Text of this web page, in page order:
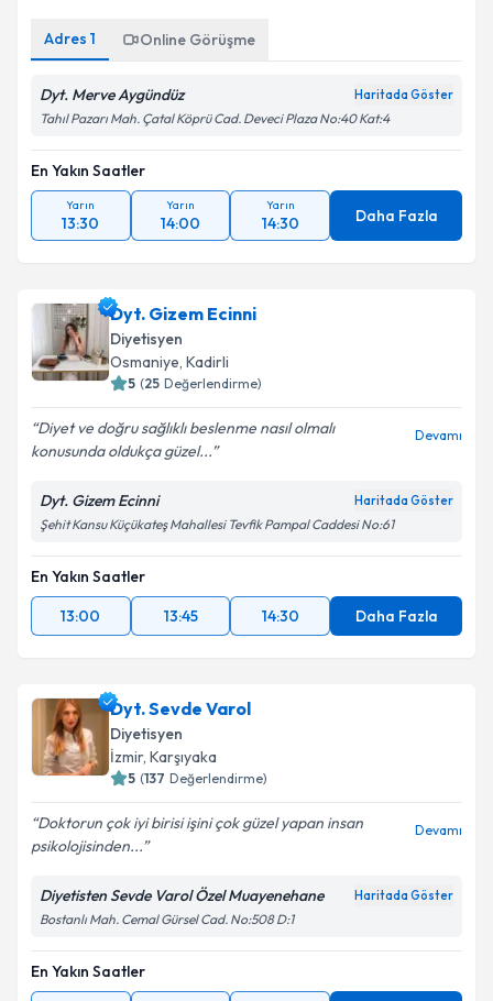
Adres 1 Online Görüşme
Dyt. Merve Aygündüz Haritada Göster
Tahıl Pazarı Mah. Çatal Köprü Cad. Deveci Plaza No:40 Kat:4
En Yakın Saatler
Yarın
13:30
Yarın
14:00
Yarın
14:30 Daha Fazla
Dyt. Gizem Ecinni
Diyetisyen
Osmaniye, Kadirli
5 (25 Değerlendirme)
Diyet ve doğru sağlıklı beslenme nasıl olmalı
konusunda oldukça güzel...
Devamı
Dyt. Gizem Ecinni Haritada Göster
Şehit Kansu Küçükateş Mahallesi Tevfik Pampal Caddesi No:61
En Yakın Saatler
13:00
13:45 14:30 Daha Fazla
Dyt. Sevde Varol
Diyetisyen
İzmir, Karşıyaka
5 (137 Değerlendirme)
Doktorun çok iyi birisi işini çok güzel yapan insan
psikolojisinden...
Devamı
Diyetisten Sevde Varol Özel Muayenehane Haritada Göster
Bostanlı Mah. Cemal Gürsel Cad. No:508 D:1
En Yakın Saatler